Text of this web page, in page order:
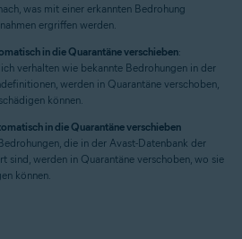
was mit einer erkannten Bedrohung
ergriffen werden.
in die Quarantäne verschieben:
verhalten wie bekannte Bedrohungen in der
werden in Quarantäne verschoben,
können.
in die Quarantäne verschieben
die in der Avast-Datenbank der
sind, werden in Quarantäne verschoben, wo sie
können.